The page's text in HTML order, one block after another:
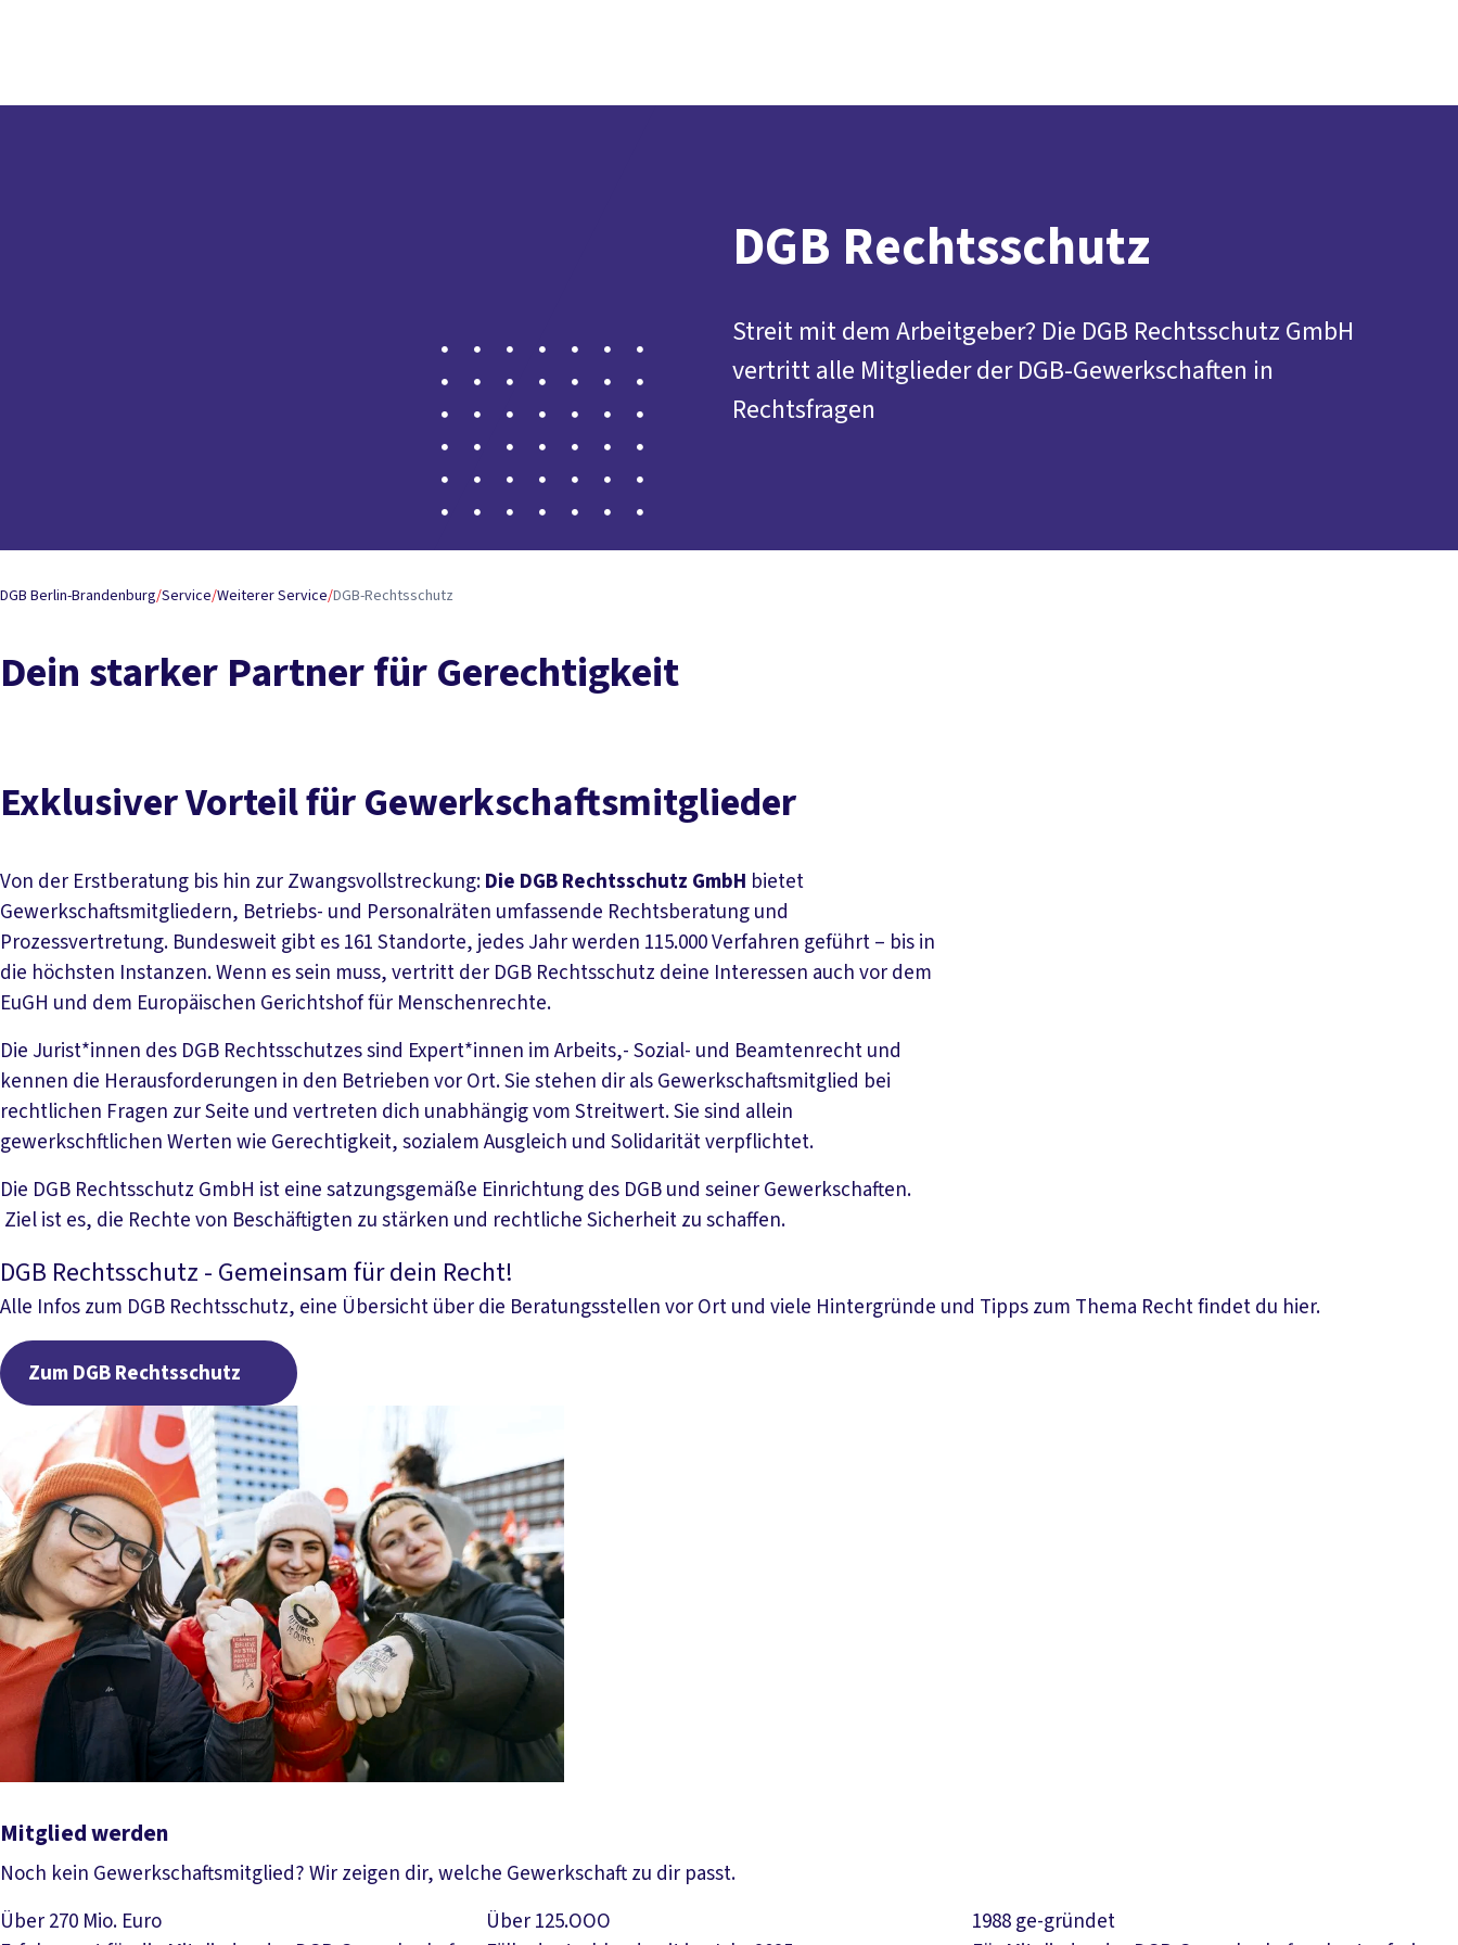
DGB Rechtsschutz
Streit mit dem Arbeitgeber? Die DGB Rechtsschutz GmbH
vertritt alle Mitglieder der DGB-Gewerkschaften in
Rechtsfragen
DGB Berlin-Brandenburg/Service/Weiterer Service/DGB-Rechtsschutz
Dein starker Partner für Gerechtigkeit
Exklusiver Vorteil für Gewerkschaftsmitglieder
Von der Erstberatung bis hin zur Zwangsvollstreckung:Die DGB Rechtsschutz GmbH bietet
Gewerkschaftsmitgliedern, Betriebs- und Personalräten umfassende Rechtsberatung und
Prozessvertretung. Bundesweit gibt es 161 Standorte, jedes Jahr werden 115.000 Verfahren geführt – bis in
die höchsten Instanzen. Wenn es sein muss, vertritt der DGB Rechtsschutz deine Interessen auch vor dem
EuGH und dem Europäischen Gerichtshof für Menschenrechte.
Die Jurist*innen des DGB Rechtsschutzes sind Expert*innen im Arbeits,- Sozial- und Beamtenrecht und
kennen die Herausforderungen in den Betrieben vor Ort. Sie stehen dir als Gewerkschaftsmitglied bei
rechtlichen Fragen zur Seite und vertreten dich unabhängig vom Streitwert. Sie sind allein
gewerkschftlichen Werten wie Gerechtigkeit, sozialem Ausgleich und Solidarität verpflichtet.
Die DGB Rechtsschutz GmbH ist eine satzungsgemäße Einrichtung des DGB und seiner Gewerkschaften.
Ziel ist es, die Rechte von Beschäftigten zu stärken und rechtliche Sicherheit zu schaffen.
DGB Rechtsschutz - Gemeinsam für dein Recht!
Alle Infos zum DGB Rechtsschutz, eine Übersicht über die Beratungsstellen vor Ort und viele Hintergründe und Tipps zum Thema Recht findet du hier.
Zum DGB Rechtsschutz
Mitglied werden
Noch kein Gewerkschaftsmitglied? Wir zeigen dir, welche Gewerkschaft zu dir passt.
Mehr lesen
Über 270 Mio. Euro
Über 125.OOO
1988 ge-gründet